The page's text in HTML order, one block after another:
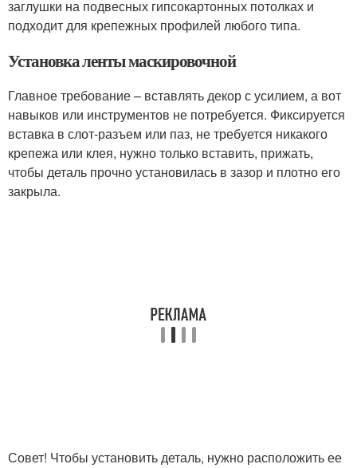
заглушки на подвесных гипсокартонных потолках и
подходит для крепежных профилей любого типа.
Установка ленты маскировочной
Главное требование – вставлять декор с усилием, а вот
навыков или инструментов не потребуется. Фиксируется
вставка в слот-разъем или паз, не требуется никакого
крепежа или клея, нужно только вставить, прижать,
чтобы деталь прочно установилась в зазор и плотно его
закрыла.
Совет! Чтобы установить деталь, нужно расположить ее